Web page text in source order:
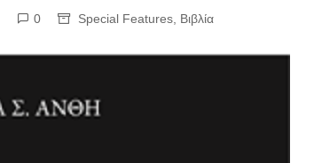
0 Special Features Βιβλία